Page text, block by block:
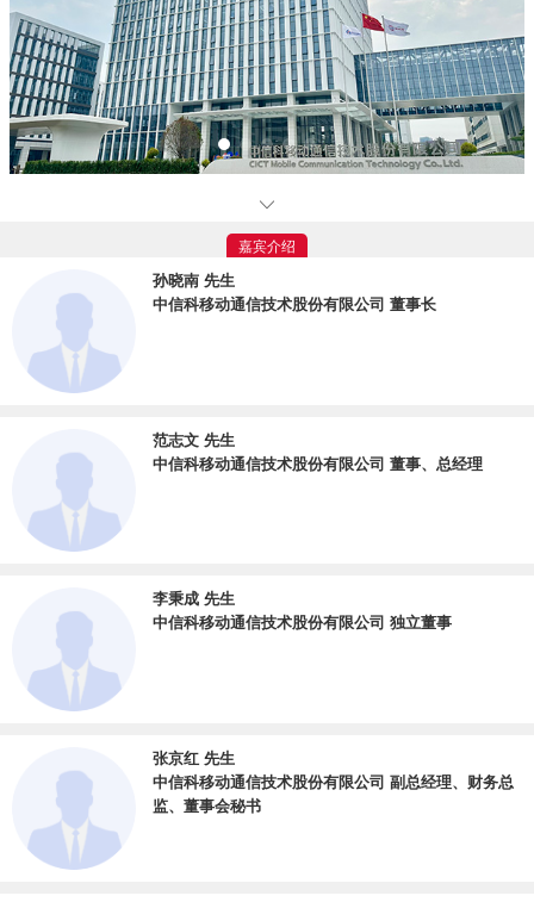
（简称：信科移动、公司）是从事移动通信
国际标准制定、核心技术研发和产业化的央企控股高新技术企业。公司注册地位于
所科创板成功上市（股票简称：信科移动，股票代码：688387）。
公司始终坚持自主创新驱动价值创造，聚焦空天地一体的移动通信标准制定、
技术开发、应用及服务，全力支撑国家移动通信网络基础设施自主可控，切实保障
公司以自主研发的移动通信核心技术为基础，以空天地一体化移动通信网络设备和
技术服务为载体，为客户提供包含硬件、软件、网络运维和优化服务在内的移动通
信系统解决方案，筑牢国家信息通信安全底座。同时，公司利用在移动通信领域的
通、教育、水利、政企等领域，为客户提供移动通信产品和数智化解决方案。
2026年一季度，信科移动继续坚持聚焦移动通信主业，持续深化科技创新引
领，公司的产业竞争优势和行业地位稳步增强，公司发展质量持续改善。
展望未来，公司将深入贯彻“瞄准十五五机遇、夯实客户好口碑、积蓄增长新
面打造空天地一体化竞争优势，全力构建国内国际双循环互相促进的新发展格局，
持续提升公司经营质量，稳步实现高质量发展。
嘉宾介绍
孙晓南 先生
中信科移动通信技术股份有限公司 董事长
范志文 先生
中信科移动通信技术股份有限公司 董事、总经理
李秉成 先生
中信科移动通信技术股份有限公司 独立董事
张京红 先生
中信科移动通信技术股份有限公司 副总经理、财务总
监、董事会秘书